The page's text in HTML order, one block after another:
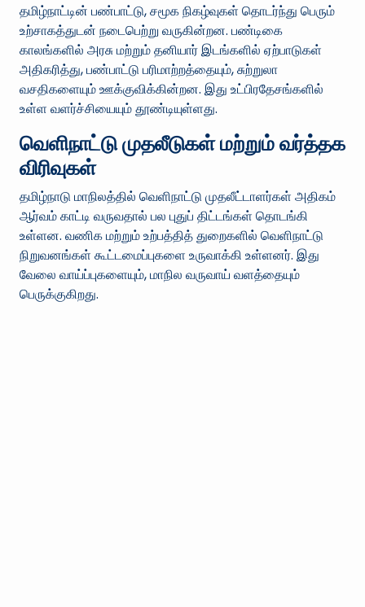
தமிழ்நாட்டின் பண்பாட்டு, சமூக நிகழ்வுகள் தொடர்ந்து பெரும்
உற்சாகத்துடன் நடைபெற்று வருகின்றன. பண்டிகை
காலங்களில் அரசு மற்றும் தனியார் இடங்களில் ஏற்பாடுகள்
அதிகரித்து, பண்பாட்டு பரிமாற்றத்தையும், சுற்றுலா
வசதிகளையும் ஊக்குவிக்கின்றன. இது உட்பிரதேசங்களில்
உள்ள வளர்ச்சியையும் தூண்டியுள்ளது.
வெளிநாட்டு முதலீடுகள் மற்றும் வர்த்தக
விரிவுகள்
தமிழ்நாடு மாநிலத்தில் வெளிநாட்டு முதலீட்டாளர்கள் அதிகம்
ஆர்வம் காட்டி வருவதால் பல புதுப் திட்டங்கள் தொடங்கி
உள்ளன. வணிக மற்றும் உற்பத்தித் துறைகளில் வெளிநாட்டு
நிறுவனங்கள் கூட்டமைப்புகளை உருவாக்கி உள்ளனர். இது
வேலை வாய்ப்புகளையும், மாநில வருவாய் வளத்தையும்
பெருக்குகிறது.